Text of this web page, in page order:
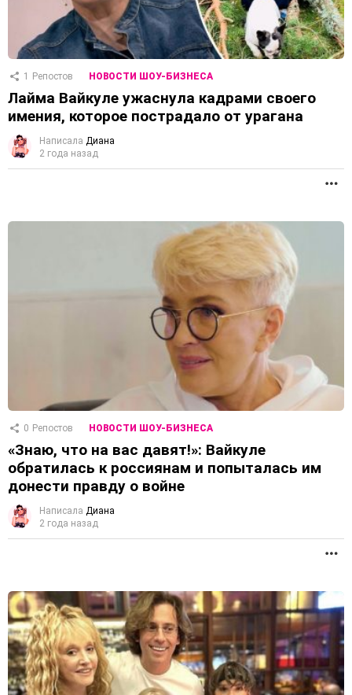
1 Репостов НОВОСТИ ШОУ-БИЗНЕСА
Лайма Вайкуле ужаснула кадрами своего
имения, которое пострадало от урагана
Написала Диана
2 года назад
0 Репостов НОВОСТИ ШОУ-БИЗНЕСА
«Знаю, что на вас давят!»: Вайкуле
обратилась к россиянам и попыталась им
донести правду о войне
Написала Диана
2 года назад